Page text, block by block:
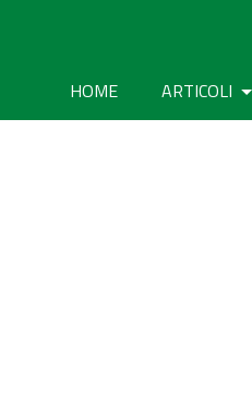
HOME ARTICOLI